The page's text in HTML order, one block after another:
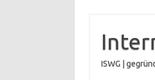
springen
ISWG |